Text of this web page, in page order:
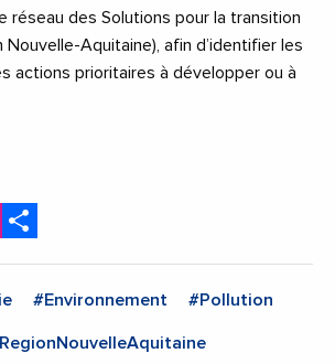
réseau des Solutions pour la transition
Nouvelle-Aquitaine), afin d’identifier les
actions prioritaires à développer ou à
Email
#Environnement #Pollution